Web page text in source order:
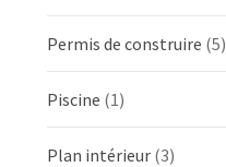
Permis de construire (5)
Piscine (1)
Plan intérieur (3)